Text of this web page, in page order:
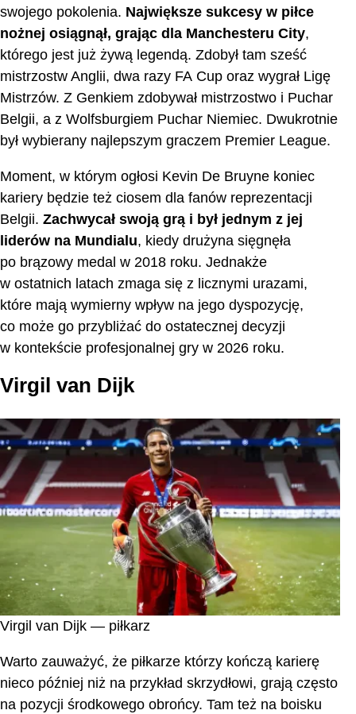
swojego pokolenia. Największe sukcesy w piłce
nożnej osiągnął, grając dla Manchesteru City,
którego jest już żywą legendą. Zdobył tam sześć
mistrzostw Anglii, dwa razy FA Cup oraz wygrał Ligę
Mistrzów. Z Genkiem zdobywał mistrzostwo i Puchar
Belgii, a z Wolfsburgiem Puchar Niemiec. Dwukrotnie
był wybierany najlepszym graczem Premier League.
Moment, w którym ogłosi Kevin De Bruyne koniec
kariery będzie też ciosem dla fanów reprezentacji
Belgii. Zachwycał swoją grą i był jednym z jej
liderów na Mundialu, kiedy drużyna sięgnęła
po brązowy medal w 2018 roku. Jednakże
w ostatnich latach zmaga się z licznymi urazami,
które mają wymierny wpływ na jego dyspozycję,
co może go przybliżać do ostatecznej decyzji
w kontekście profesjonalnej gry w 2026 roku.
Virgil van Dijk
Virgil van Dijk — piłkarz
Warto zauważyć, że piłkarze którzy kończą karierę
nieco później niż na przykład skrzydłowi, grają często
na pozycji środkowego obrońcy. Tam też na boisku